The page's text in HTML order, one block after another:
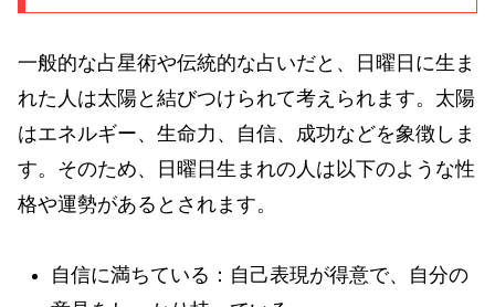
一般的な占星術や伝統的な占いだと、日曜日に生ま
れた人は太陽と結びつけられて考えられます。太陽
はエネルギー、生命力、自信、成功などを象徴しま
す。そのため、日曜日生まれの人は以下のような性
格や運勢があるとされます。
自信に満ちている：自己表現が得意で、自分の